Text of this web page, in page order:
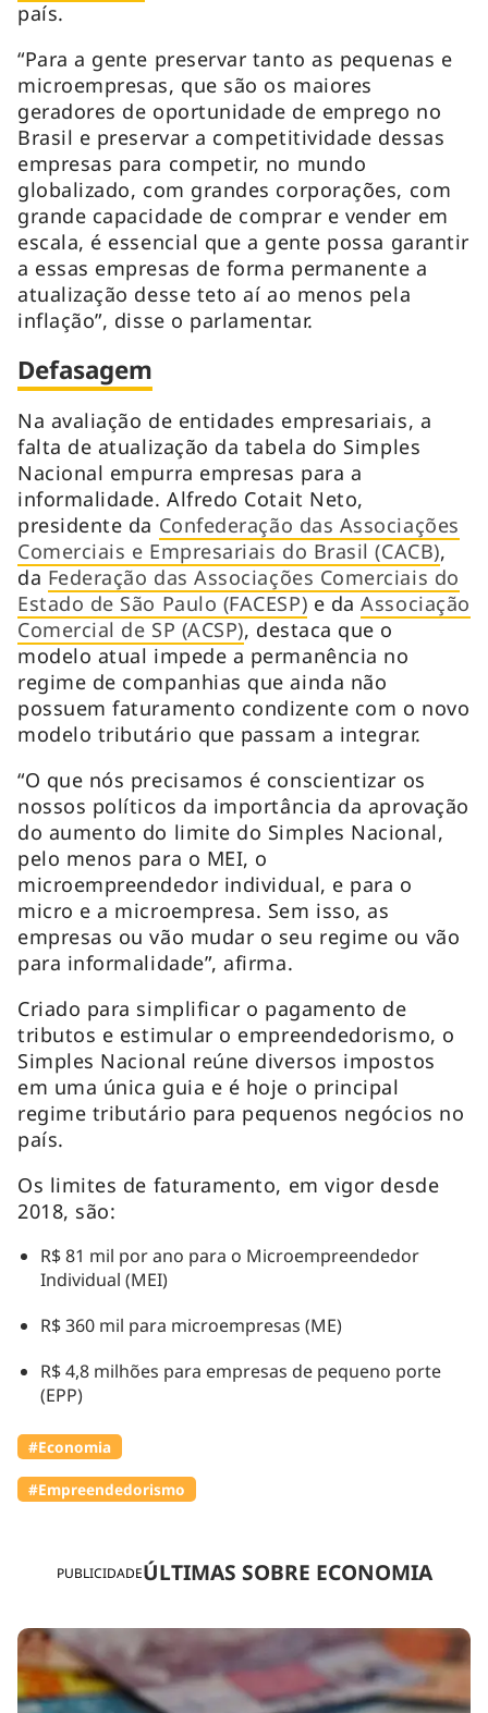
PUBLICIDADEÚLTIMAS SOBRE ECONOMIA
país.
“Para a gente preservar tanto as pequenas e
microempresas, que são os maiores
geradores de oportunidade de emprego no
Brasil e preservar a competitividade dessas
empresas para competir, no mundo
globalizado, com grandes corporações, com
grande capacidade de comprar e vender em
escala, é essencial que a gente possa garantir
a essas empresas de forma permanente a
atualização desse teto aí ao menos pela
inflação”, disse o parlamentar.
Defasagem
Na avaliação de entidades empresariais, a
falta de atualização da tabela do Simples
Nacional empurra empresas para a
informalidade. Alfredo Cotait Neto,
presidente da Confederação das Associações
Comerciais e Empresariais do Brasil (CACB),
da Federação das Associações Comerciais do
Estado de São Paulo (FACESP) e daAssociação
Comercial de SP (ACSP), destaca que o
modelo atual impede a permanência no
regime de companhias que ainda não
possuem faturamento condizente com o novo
modelo tributário que passam a integrar.
“O que nós precisamos é conscientizar os
nossos políticos da importância da aprovação
do aumento do limite do Simples Nacional,
pelo menos para o MEI, o
microempreendedor individual, e para o
micro e a microempresa. Sem isso, as
empresas ou vão mudar o seu regime ou vão
para informalidade”, afirma.
Criado para simplificar o pagamento de
tributos e estimular o empreendedorismo, o
Simples Nacional reúne diversos impostos
em uma única guia e é hoje o principal
regime tributário para pequenos negócios no
país.
Os limites de faturamento, em vigor desde
2018, são:
R$ 81 mil por ano para o Microempreendedor
Individual (MEI)
R$ 360 mil para microempresas (ME)
R$ 4,8 milhões para empresas de pequeno porte
(EPP)
#Economia
#Empreendedorismo